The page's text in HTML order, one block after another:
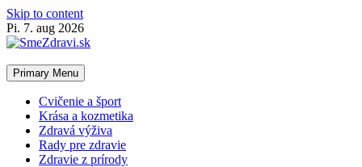
Skip to content
Pi. 7. aug 2026
Primary Menu
Cvičenie a šport
Krása a kozmetika
Zdravá výživa
Rady pre zdravie
Zdravie z prírody